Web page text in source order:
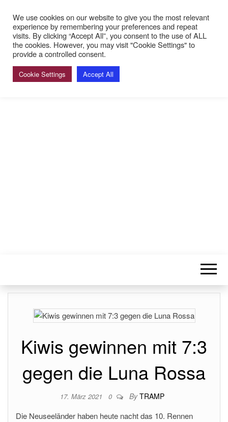
Kiwis gewinnen mit 7:3
gegen die Luna Rossa
17. März 2021 0 By TRAMP
Die Neuseeländer haben heute nacht das 10. Rennen
We use cookies on our website to give you the most relevant
experience by remembering your preferences and repeat
visits. By clicking “Accept All”, you consent to the use of ALL
the cookies. However, you may visit "Cookie Settings" to
provide a controlled consent.
Cookie Settings Accept All